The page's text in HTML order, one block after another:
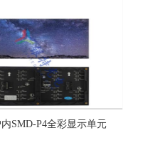
SMD-P4全彩显示单元